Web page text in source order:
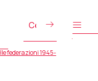
federazioni 1945-